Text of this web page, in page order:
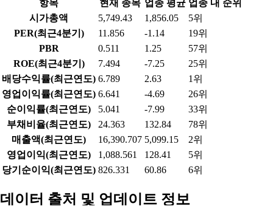
2026-07-15 40,800 205,341
1.26%
2026-07-14 37,350 236,109
1.45%
2026-07-13 37,800 236,892
1.46%
2026-07-10 40,400 250,913
1.54%
2026-07-09 37,700 262,212
2026-07-08 39,250 256,642
2026-07-07 39,300 250,800 1.54%
업종 내 비교
디스플레이장비/부품 업종(90개) 연간 기준
항목 현재 종목 업종 평균
업종 내 순위
시가총액
5,749.43 1,856.05
5위
PBR
0.511 1.25
57위